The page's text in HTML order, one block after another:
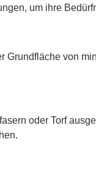
um ihre
von
oder Torf